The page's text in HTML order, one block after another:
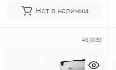
Нет в наличии
45-0139